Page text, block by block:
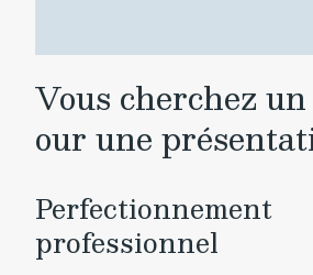
Vous cherchez
our une
Perfectionnement
professionnel